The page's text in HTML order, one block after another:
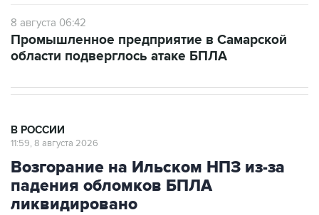
8 августа 06:42
Промышленное предприятие в Самарской
области подверглось атаке БПЛА
В РОССИИ
11:59, 8 августа 2026
Возгорание на Ильском НПЗ из-за
падения обломков БПЛА
ликвидировано